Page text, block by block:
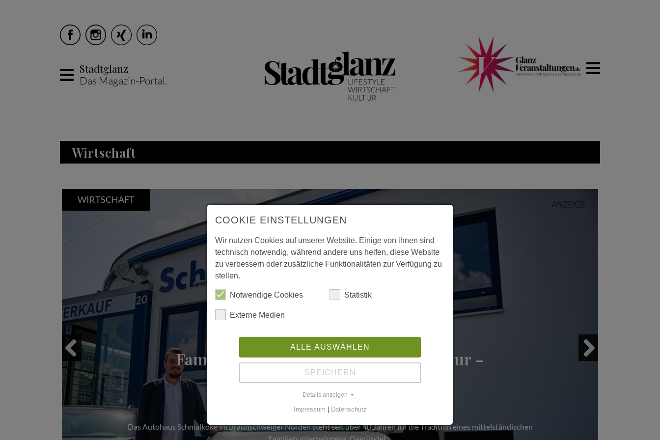
Stadtglanz
Das Magazin-Portal.
Wirtschaft
WIRTSCHAFT
Familienwerte und Unternehmenskultur –
Die Familie Schmalkoke
Ein Autohaus im Wandel der Generationen
Das Autohaus Schmalkoke im Braunschweiger Norden steht seit über 40 Jahren für die Tradition eines mittelständischen
Previous
COOKIE EINSTELLUNGEN
Wir nutzen Cookies auf unserer Website. Einige von ihnen sind
technisch notwendig, während andere uns helfen, diese Website
zu verbessern oder zusätzliche Funktionalitäten zur Verfügung zu
stellen.
Notwendige Cookies Statistik
Externe Medien
ALLE AUSWÄHLEN
SPEICHERN
Details anzeigen
Impressum | Datenschutz